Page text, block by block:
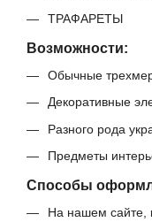
ТРАФАРЕТЫ
Возможности:
Обычные
Декоративные
Разного рода
Предметы
Способы
На нашем сайте,